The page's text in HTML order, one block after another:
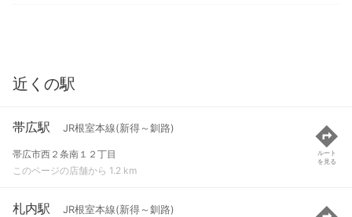
近くの駅
帯広駅 JR根室本線(新得～釧路)
帯広市西２条南１２丁目
このページの店舗から 1.2 km
ルート
を見る
札内駅 JR根室本線(新得～釧路)